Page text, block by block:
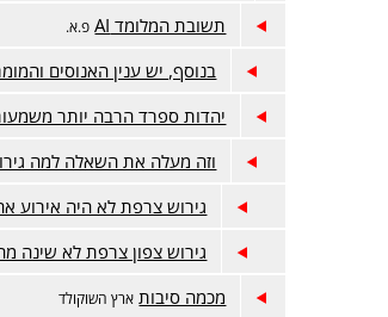
תשובת המלומד AI פ.א.
בנוסף, יש ענין האנוסים
יהדות ספרד הרבה יותר
וזה מעלה את השאלה למה
גירוש צרפת לא היה אירוע
גירוש צפון צרפת לא שינה
מכמה סיבות ארץ השוקולד